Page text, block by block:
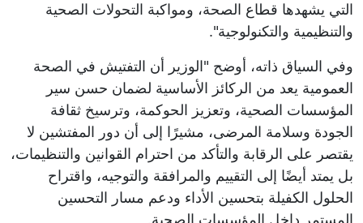
التي يشهدها قطاع الصحة، ومواكبة التحولات الصحية
والتنظيمية والتكنولوجية".
وفي السياق ذاته، أوضح "الوزير أن التفتيش في الصحة
العمومية يعد من الركائز الأساسية لضمان حسن سير
المؤسسات الصحية، وتعزيز الحوكمة، وترسيخ ثقافة
الجودة وسلامة المرضى، مشيرًا إلى أن دور المفتشين لا
يقتصر على الرقابة والتأكد من احترام القوانين والتنظيمات،
بل يمتد أيضًا إلى التقييم والمرافقة والتوجيه، واقتراح
الحلول الكفيلة بتحسين الأداء ودعم مسار التحسين
المستمر داخل المؤسسات الصحية.